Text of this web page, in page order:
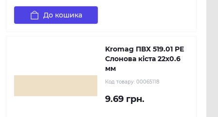
До кошика
Kromag ПВХ 519.01 РЕ
Слонова кіста 22х0.6
мм
Код товару: 00065118
9.69 грн.